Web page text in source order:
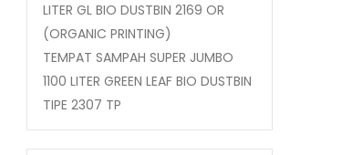
LITER GL BIO DUSTBIN 2169 OR
(ORGANIC PRINTING)
TEMPAT SAMPAH SUPER JUMBO
1100 LITER GREEN LEAF BIO DUSTBIN
TIPE 2307 TP